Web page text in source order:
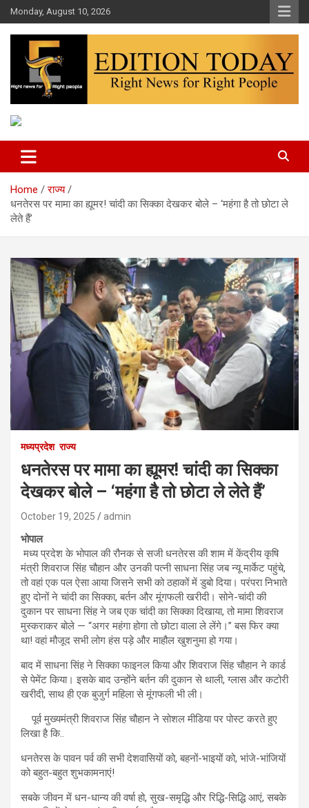
Skip
to
content
Monday, August 10, 2026
Edition Today
Home
राज्य
धनतेरस पर मामा का ह्यूमर! चांदी का सिक्का देखकर बोले – ‘महंगा है तो छोटा ले
लेते हैं’
मध्यप्रदेश राज्य
धनतेरस पर मामा का ह्यूमर! चांदी का सिक्का
देखकर बोले – ‘महंगा है तो छोटा ले लेते हैं’
October 19, 2025 admin
भोपाल
मध्य प्रदेश के भोपाल की रौनक से सजी धनतेरस की शाम में केंद्रीय कृषि
मंत्री शिवराज सिंह चौहान और उनकी पत्नी साधना सिंह जब न्यू मार्केट पहुंचे,
तो वहां एक पल ऐसा आया जिसने सभी को ठहाकों में डुबो दिया। परंपरा निभाते
हुए दोनों ने चांदी का सिक्का, बर्तन और मूंगफली खरीदी। सोने-चांदी की
दुकान पर साधना सिंह ने जब एक चांदी का सिक्का दिखाया, तो मामा शिवराज
मुस्कराकर बोले — “अगर महंगा होगा तो छोटा वाला ले लेंगे।” बस फिर क्या
था! वहां मौजूद सभी लोग हंस पड़े और माहौल खुशनुमा हो गया।
बाद में साधना सिंह ने सिक्का फाइनल किया और शिवराज सिंह चौहान ने कार्ड
से पेमेंट किया। इसके बाद उन्होंने बर्तन की दुकान से थाली, ग्लास और कटोरी
खरीदी, साथ ही एक बुजुर्ग महिला से मूंगफली भी ली।
पूर्व मुख्यमंत्री शिवराज सिंह चौहान ने सोशल मीडिया पर पोस्ट करते हुए
लिखा है कि..
धनतेरस के पावन पर्व की सभी देशवासियों को, बहनों-भाइयों को, भांजे-भांजियों
को बहुत-बहुत शुभकामनाएं!
सबके जीवन में धन-धान्य की वर्षा हो, सुख-समृद्धि और रिद्धि-सिद्धि आएं, सबके